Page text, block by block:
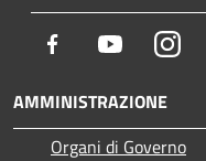
Facebook Youtube
AMMINISTRAZIONE
Organi di Governo